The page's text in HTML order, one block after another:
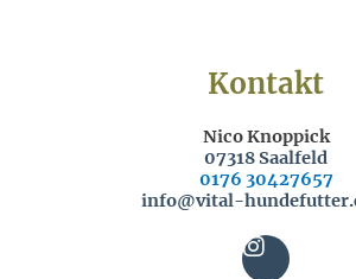
Kontakt
Nico Knoppick
07318 Saalfeld
0176 30427657
info@vital-
I